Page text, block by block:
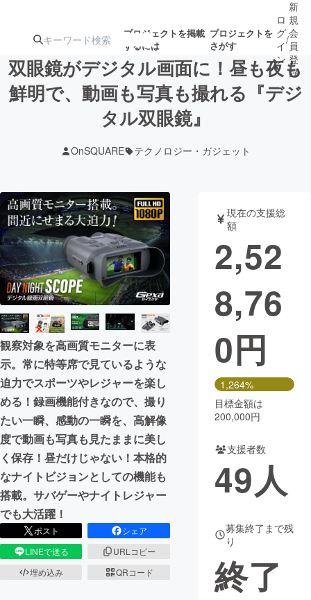
プロジェクトを掲載
するには
プロジェクトを
さがす
注目の新着プロ募集終了が近いプ
テクノロジー・ガジェット
映像・映画 書籍・雑誌
ビジネス・起業 チャレンジ
まちづくり・地域活性化
CAMPFIRE for Social Good
CAMPFIRE Creation
CAMPFIREふるさと納税machi-ya コミュニティ
ロ
グ
イ
ン
/
新
規
会
員
登
録
双眼鏡がデジタル画面に！昼も夜も
鮮明で、動画も写真も撮れる『デジ
タル双眼鏡』
OnSQUARE テクノロジー・ガジェット
観察対象を高画質モニターに表
示。常に特等席で見ているような
迫力でスポーツやレジャーを楽し
める！録画機能付きなので、撮り
たい一瞬、感動の一瞬を、高解像
度で動画も写真も見たままに美し
く保存！昼だけじゃない！本格的
なナイトビジョンとしての機能も
搭載。サバゲーやナイトレジャー
でも大活躍！
ポスト
シェア
LINEで送る
URLコピー
埋め込み
QRコード
現在の支援総
額
2,52
8,76
0円
1,264%
目標金額は
200,000円
支援者数
49人
募集終了まで残
り
終了